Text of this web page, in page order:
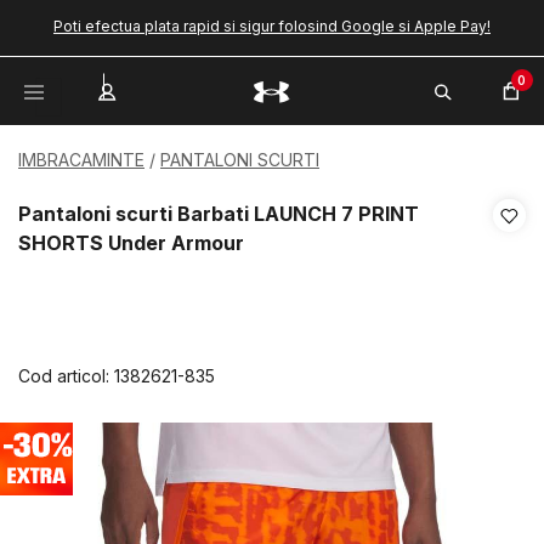
Poti efectua plata rapid si sigur folosind Google si Apple Pay!
0
IMBRACAMINTE PANTALONI SCURTI
Pantaloni scurti Barbati LAUNCH 7 PRINT
SHORTS Under Armour
Cod articol: 1382621-835